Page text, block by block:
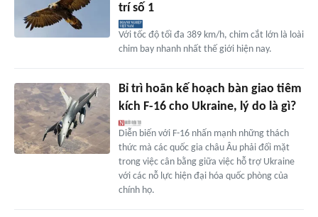
trí số 1
Với tốc độ tối đa 389 km/h, chim cắt lớn là loài
chim bay nhanh nhất thế giới hiện nay.
Bỉ trì hoãn kế hoạch bàn giao tiêm
kích F-16 cho Ukraine, lý do là gì?
Diễn biến với F-16 nhấn mạnh những thách
thức mà các quốc gia châu Âu phải đối mặt
trong việc cân bằng giữa việc hỗ trợ Ukraine
với các nỗ lực hiện đại hóa quốc phòng của
chính họ.